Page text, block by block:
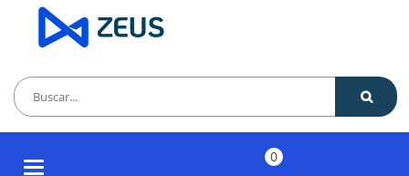
Toggle
0